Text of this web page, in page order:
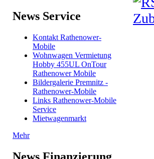
News Service
Kontakt Rathenower-
Mobile
Wohnwagen Vermietung
Hobby 455UL OnTour
Rathenower Mobile
Bildergalerie Premnitz -
Rathenower-Mobile
Links Rathenower-Mobile
Service
Mietwagenmarkt
Mehr